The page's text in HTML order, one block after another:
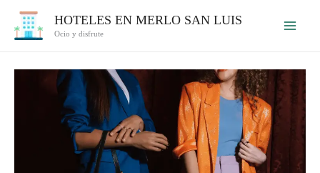
HOTELES EN MERLO SAN LUIS
Ocio y disfrute